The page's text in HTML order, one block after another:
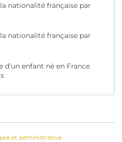
nationalité française par
nationalité française par
d’un enfant né en France
et administrative